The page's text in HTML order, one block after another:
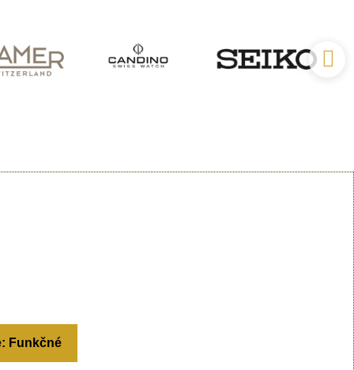
Funkčné